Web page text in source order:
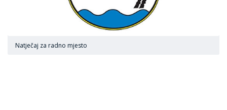
Natječaj za radno mjesto